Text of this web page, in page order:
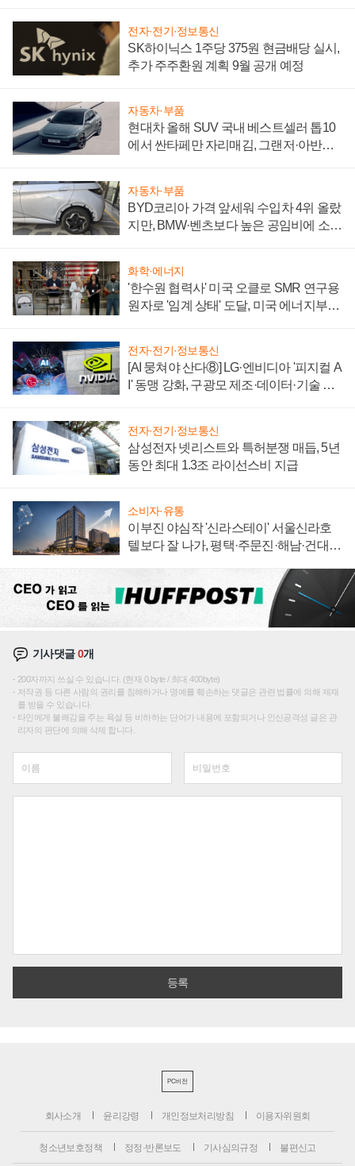
전자·전기·정보통신
SK하이닉스 1주당 375원 현금배당 실시,
추가 주주환원 계획 9월 공개 예정
자동차·부품
현대차 올해 SUV 국내 베스트셀러 톱10
에서 싼타페만 자리매김, 그랜저·아반떼
자동차·부품
BYD코리아 가격 앞세워 수입차 4위 올랐
지만, BMW·벤츠보다 높은 공임비에 소비
화학·에너지
'한수원 협력사' 미국 오클로 SMR 연구용
원자로 '임계 상태' 도달, 미국 에너지부
전자·전기·정보통신
[AI 뭉쳐야 산다⑧] LG·엔비디아 '피지컬 A
I' 동맹 강화, 구광모 제조·데이터·기술 결
전자·전기·정보통신
삼성전자 넷리스트와 특허분쟁 매듭, 5년
동안 최대 1.3조 라이선스비 지급
소비자·유통
이부진 야심작 '신라스테이' 서울신라호
텔보다 잘 나가, 평택·주문진·해남·건대로
기사댓글0개
200자까지 쓰실 수 있습니다. (현재 0 byte / 최대 400byte)
저작권 등 다른 사람의 권리를 침해하거나 명예를 훼손하는 댓글은 관련 법률에 의해 제재
를 받을 수 있습니다.
타인에게 불쾌감을 주는 욕설 등 비하하는 단어가 내용에 포함되거나 인신공격성 글은 관
리자의 판단에 의해 삭제 합니다.
PC버전
회사소개 윤리강령 개인정보처리방침 이용자위원회
청소년보호정책 정정·반론보도 기사심의규정 불편신고